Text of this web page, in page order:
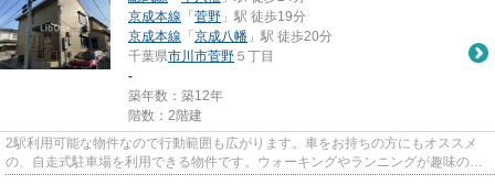
京成本線 「 菅野 」駅 徒歩19分
京成本線 「 京成八幡 」駅 徒歩20分
千葉県市川市菅野 ５丁目
-
築年数：築12年
階数：2階建
2駅利用可能な物件なので行動範囲も広がります。車をお持ちの方にもオススメ
の、自走式駐車場を利用できる物件です。ウォーキングやランニングが趣味の方